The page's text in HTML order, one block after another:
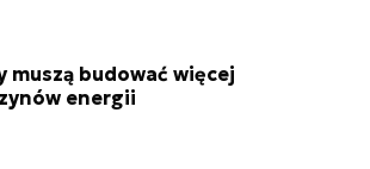
muszą budować więcej
energii